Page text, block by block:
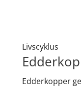
Livscyklus
Edderkopper